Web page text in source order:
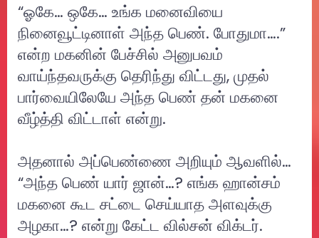
“ஓகே… ஒகே… உங்க மனைவியை
நினைவூட்டினாள் அந்த பெண். போதுமா….”
என்ற மகனின் பேச்சில் அனுபவம்
வாய்ந்தவருக்கு தெரிந்து விட்டது, முதல்
பார்வையிலேயே அந்த பெண் தன் மகனை
வீழ்த்தி விட்டாள் என்று.
அதனால் அப்பெண்ணை அறியும் ஆவளில்…
“அந்த பெண் யார் ஜான்…? எங்க ஹான்சம்
மகனை கூட சட்டை செய்யாத அளவுக்கு
அழகா…? என்று கேட்ட வில்சன் விக்டர்.